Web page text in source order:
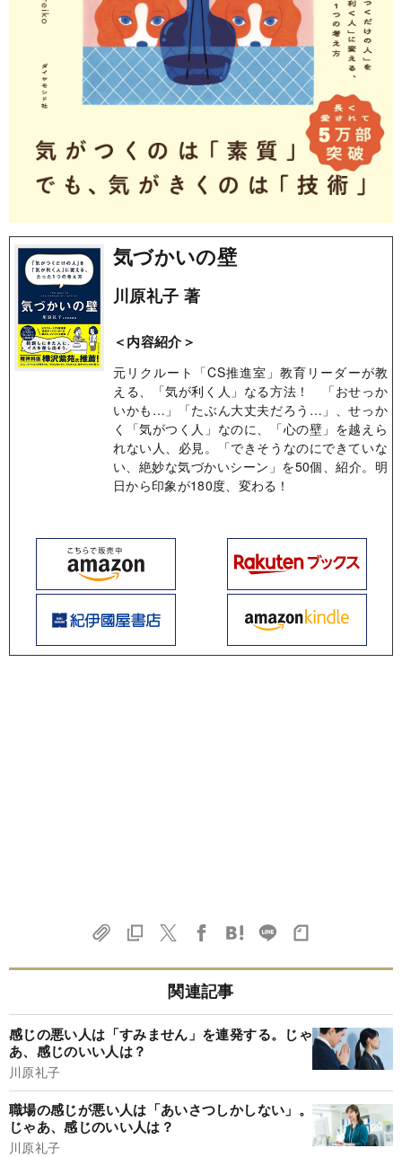
気づかいの壁
川原礼子 著
＜内容紹介＞
元リクルート「CS推進室」教育リーダーが教
える、「気が利く人」なる方法！ 「おせっか
いかも…」「たぶん大丈夫だろう…」、せっか
く「気がつく人」なのに、「心の壁」を越えら
れない人、必見。「できそうなのにできていな
い、絶妙な気づかいシーン」を50個、紹介。明
日から印象が180度、変わる！
関連記事
感じの悪い人は「すみません」を連発する。じゃ
あ、感じのいい人は？
川原礼子
職場の感じが悪い人は「あいさつしかしない」。
じゃあ、感じのいい人は？
川原礼子